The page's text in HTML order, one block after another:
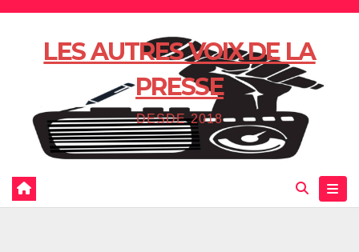
Skip
LES AUTRES VOIX DE LA
PRESSE
DESDE 2018